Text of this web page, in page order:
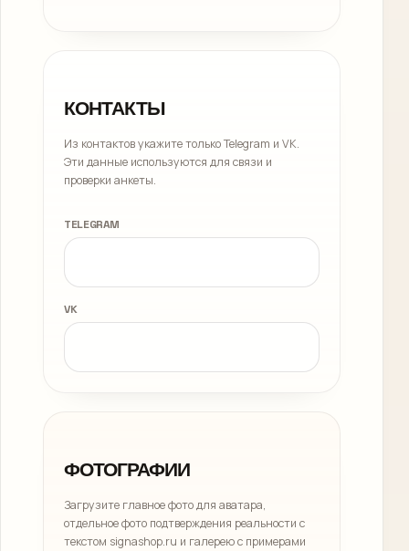
КОНТАКТЫ
Из контактов укажите только Telegram и VK.
Эти данные используются для связи и
проверки анкеты.
TELEGRAM
VK
ФОТОГРАФИИ
Загрузите главное фото для аватара,
отдельное фото подтверждения реальности с
текстом signashop.ru и галерею с примерами